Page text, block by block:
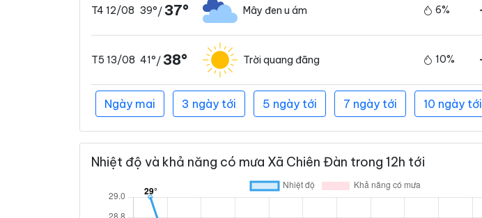
T4 12/08 39°/37° Mây đen u ám 6%
T5 13/08 41°/38° Trời quang đãng 10%
Ngày mai 3 ngày tới 5 ngày tới 7 ngày tới 10 ngày tới
Nhiệt độ và khả năng có mưa Xã Chiên Đàn trong 12h tới